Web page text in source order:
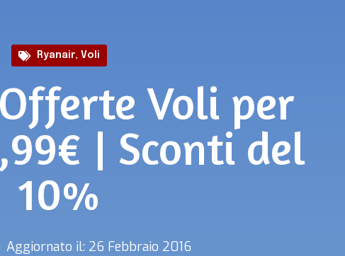
Ryanair, Voli
Voli per
| Sconti del
10%
Aggiornato il: 26 Febbraio 2016